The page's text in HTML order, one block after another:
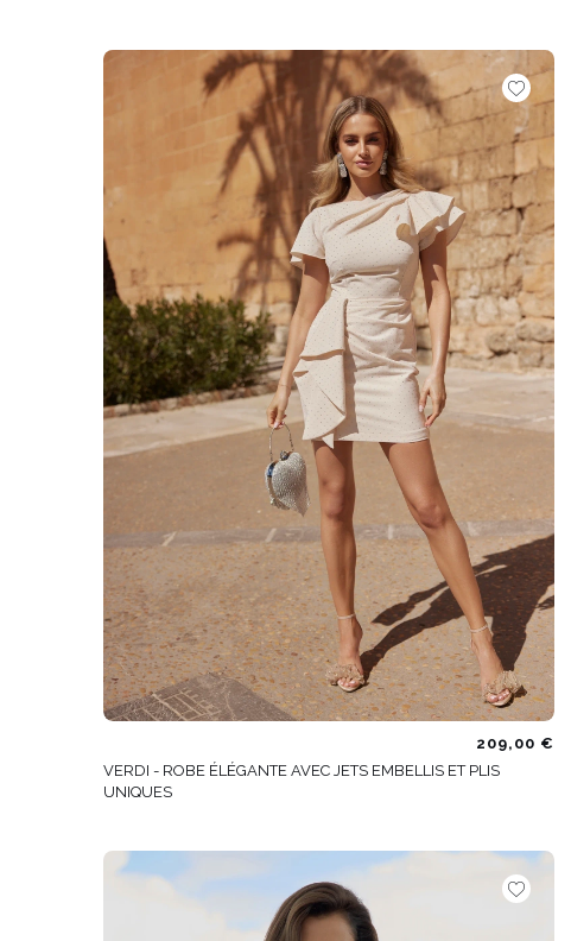
209,00 €
VERDI - ROBE ÉLÉGANTE AVEC JETS EMBELLIS ET PLIS
UNIQUES